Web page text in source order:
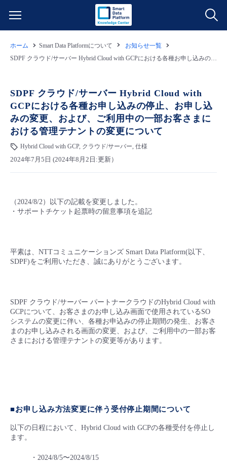
クラウド/サーバー
ネットワーク
管理機能
データ利活用
クラウド/サーバー
ネットワーク
サポート
すべてのメニューを見る
料金情報
料金シミュレーター
データ利活用
IoT
サポート
すべてのメニューを見る
■ 管理機能
- 新規お申し込み方法
- ユーザー機能の管理
- 登録情報の管理
■ 基本構築ガイド
- クラウド / サーバー
- データと分析
- マルチクラウド利用
- リモートワーク
故障/メンテナンス情報
故障/メンテナンス履歴
定期メンテナンス
パートナー
協業パートナー
脱炭素化
ホーム Smart Data Platformについて
お知らせ一覧
SDPF クラウド/サーバー Hybrid Cloud with GCPにおける各種お申し込みの停止、お申し込みの変更、および、ご利用中の一部お客さまにおける管理テナントの変更について
SDPF クラウド/サーバー Hybrid Cloud with
GCPにおける各種お申し込みの停止、お申し込
みの変更、および、ご利用中の一部お客さまに
おける管理テナントの変更について
Hybrid Cloud with GCP, クラウド/サーバー, 仕様
2024年7月5日 (2024年8月2日:更新）
（2024/8/2）以下の記載を変更しました。
・サポートチケット起票時の留意事項を追記
平素は、NTTコミュニケーションズ Smart Data Platform(以下、
SDPF)をご利用いただき、誠にありがとうございます。
SDPF クラウド/サーバー パートナークラウドのHybrid Cloud with
GCPについて、お客さまのお申し込み画面で使用されているSO
システムの変更に伴い、各種お申込みの停止期間の発生、お客さ
まのお申し込みされる画面の変更、および、ご利用中の一部お客
さまにおける管理テナントの変更等があります。
■お申し込み方法変更に伴う受付停止期間について
以下の日程において、Hybrid Cloud with GCPの各種受付を停止し
ます。
・2024/8/5〜2024/8/15